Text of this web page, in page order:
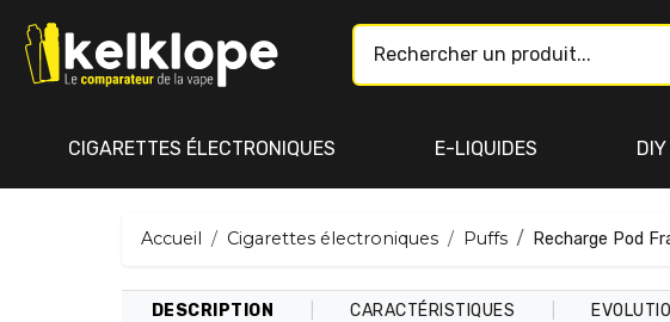
CIGARETTES ÉLECTRONIQUES E-LIQUIDES DIY
Accueil Cigarettes électroniques Puffs Recharge Pod
DESCRIPTION CARACTÉRISTIQUES